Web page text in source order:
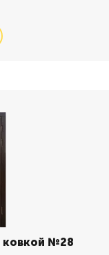
ковкой №28